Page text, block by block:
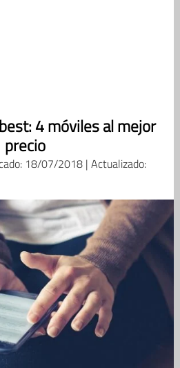
4 móviles al mejor
precio
18/07/2018 | Actualizado: